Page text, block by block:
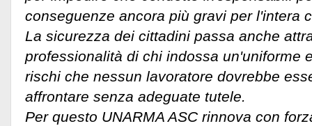
conseguenze ancora più gravi per l'intera
La sicurezza dei cittadini passa anche
professionalità di chi indossa un'uniforme
rischi che nessun lavoratore dovrebbe
affrontare senza adeguate tutele.
Per questo UNARMA ASC rinnova con